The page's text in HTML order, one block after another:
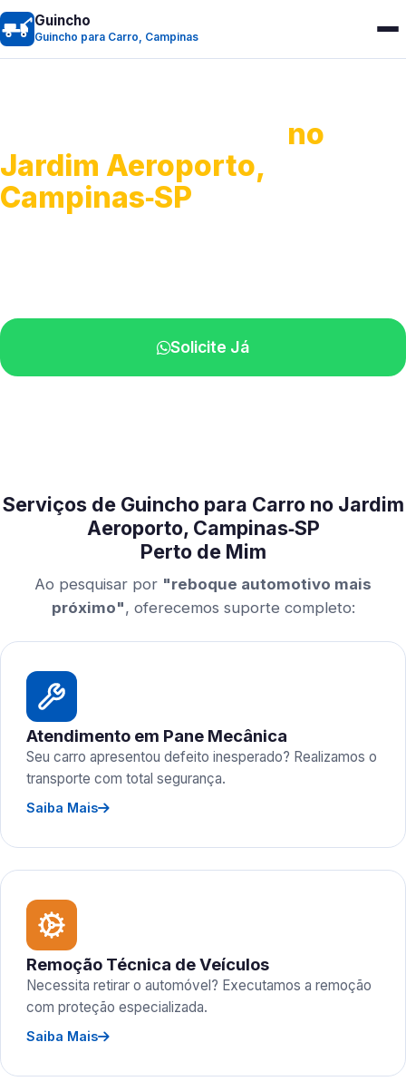
Guincho
Guincho para Carro, Campinas
no
Jardim Aeroporto,
Campinas‑SP
Solicite Já
Serviços de Guincho para Carro no Jardim
Aeroporto, Campinas‑SP
Perto de Mim
Ao pesquisar por "reboque automotivo mais
próximo", oferecemos suporte completo:
Atendimento em Pane Mecânica
Seu carro apresentou defeito inesperado? Realizamos o
transporte com total segurança.
Saiba Mais
Remoção Técnica de Veículos
Necessita retirar o automóvel? Executamos a remoção
com proteção especializada.
Saiba Mais